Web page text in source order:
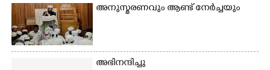
അനുസ്മരണവും ആണ്ട് നേർച്ചയും
അഭിനന്ദിച്ചു